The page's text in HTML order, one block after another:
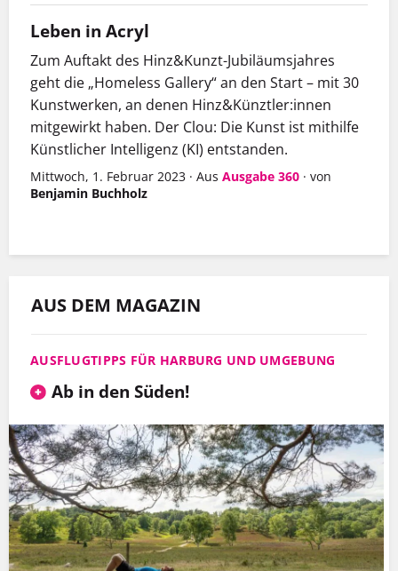
Leben in Acryl
Zum Auftakt des Hinz&Kunzt-Jubiläumsjahres
geht die „Homeless Gallery“ an den Start – mit 30
Kunstwerken, an denen Hinz&Künztler:innen
mitgewirkt haben. Der Clou: Die Kunst ist mithilfe
Künstlicher Intelligenz (KI) entstanden.
Mittwoch, 1. Februar 2023 · Aus Ausgabe 360 · von
Benjamin Buchholz
AUS DEM MAGAZIN
AUSFLUGTIPPS FÜR HARBURG UND UMGEBUNG
Ab in den Süden!